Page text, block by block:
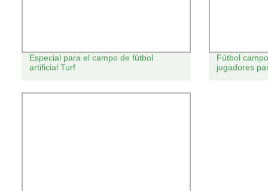
Especial para el campo de fútbol
artificial Turf
Fútbol
jugadores